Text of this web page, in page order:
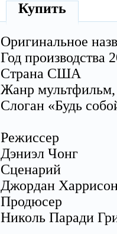
Купить
Оригинальное
Год производства
Страна США
Жанр мультфильм,
Слоган «Будь
Режиссер
Дэниэл Чонг
Сценарий
Джордан
Продюсер
Николь Паради